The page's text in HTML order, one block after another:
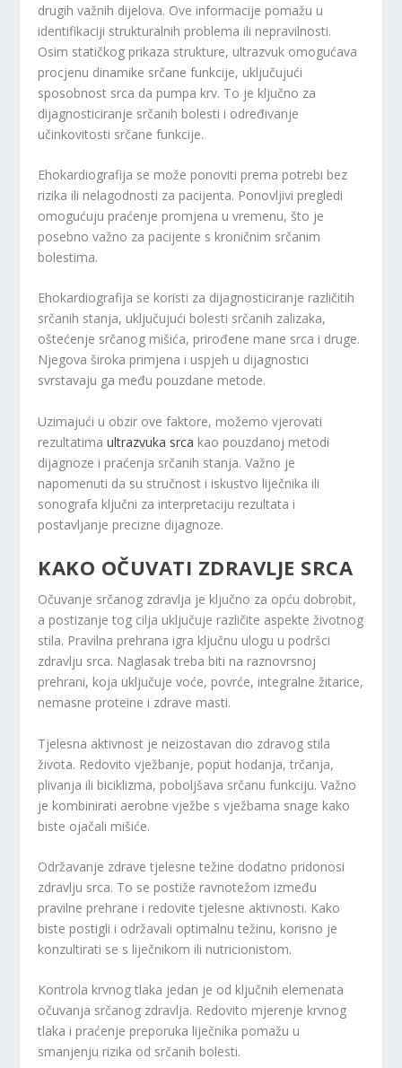
drugih važnih dijelova. Ove informacije pomažu u
identifikaciji strukturalnih problema ili nepravilnosti.
Osim statičkog prikaza strukture, ultrazvuk omogućava
procjenu dinamike srčane funkcije, uključujući
sposobnost srca da pumpa krv. To je ključno za
dijagnosticiranje srčanih bolesti i određivanje
učinkovitosti srčane funkcije.
Ehokardiografija se može ponoviti prema potrebi bez
rizika ili nelagodnosti za pacijenta. Ponovljivi pregledi
omogućuju praćenje promjena u vremenu, što je
posebno važno za pacijente s kroničnim srčanim
bolestima.
Ehokardiografija se koristi za dijagnosticiranje različitih
srčanih stanja, uključujući bolesti srčanih zalizaka,
oštećenje srčanog mišića, prirođene mane srca i druge.
Njegova široka primjena i uspjeh u dijagnostici
svrstavaju ga među pouzdane metode.
Uzimajući u obzir ove faktore, možemo vjerovati
rezultatimaultrazvuka srca kao pouzdanoj metodi
dijagnoze i praćenja srčanih stanja. Važno je
napomenuti da su stručnost i iskustvo liječnika ili
sonografa ključni za interpretaciju rezultata i
postavljanje precizne dijagnoze.
KAKO OČUVATI ZDRAVLJE SRCA
Očuvanje srčanog zdravlja je ključno za opću dobrobit,
a postizanje tog cilja uključuje različite aspekte životnog
stila. Pravilna prehrana igra ključnu ulogu u podršci
zdravlju srca. Naglasak treba biti na raznovrsnoj
prehrani, koja uključuje voće, povrće, integralne žitarice,
nemasne proteine i zdrave masti.
Tjelesna aktivnost je neizostavan dio zdravog stila
života. Redovito vježbanje, poput hodanja, trčanja,
plivanja ili biciklizma, poboljšava srčanu funkciju. Važno
je kombinirati aerobne vježbe s vježbama snage kako
biste ojačali mišiće.
Održavanje zdrave tjelesne težine dodatno pridonosi
zdravlju srca. To se postiže ravnotežom između
pravilne prehrane i redovite tjelesne aktivnosti. Kako
biste postigli i održavali optimalnu težinu, korisno je
konzultirati se s liječnikom ili nutricionistom.
Kontrola krvnog tlaka jedan je od ključnih elemenata
očuvanja srčanog zdravlja. Redovito mjerenje krvnog
tlaka i praćenje preporuka liječnika pomažu u
smanjenju rizika od srčanih bolesti.